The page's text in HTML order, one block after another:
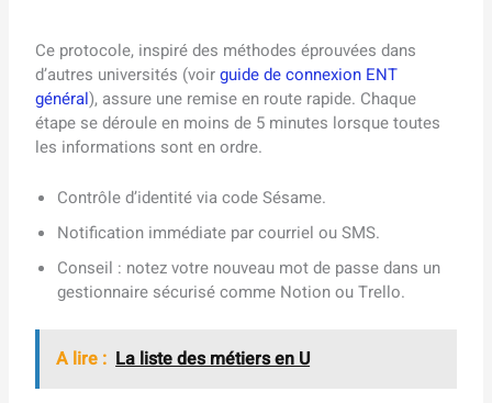
Ce protocole, inspiré des méthodes éprouvées dans
d’autres universités (voirguide de connexion ENT
général), assure une remise en route rapide. Chaque
étape se déroule en moins de 5 minutes lorsque toutes
les informations sont en ordre.
Contrôle d’identité via code Sésame.
Notification immédiate par courriel ou SMS.
Conseil : notez votre nouveau mot de passe dans un
gestionnaire sécurisé comme Notion ou Trello.
A lire : La liste des métiers en U